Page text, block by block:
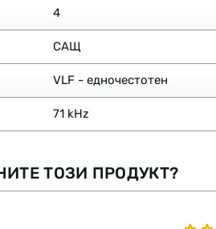
4
САЩ
VLF - едночестотен
71 kHz
ТОЗИ ПРОДУКТ?